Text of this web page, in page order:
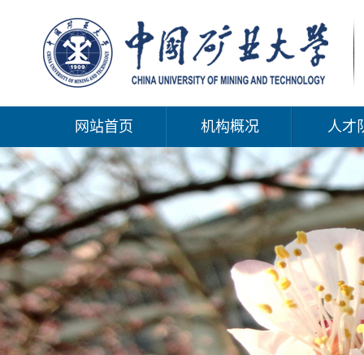
网站首页 机构概况 人才